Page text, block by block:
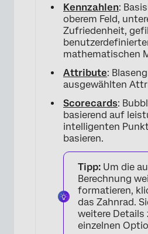
Kennzahlen:
oberem Feld,
Zufriedenheit,
mathematischen
Attribute:
ausgewählten
Scorecards:
basierend auf
intelligenten
basieren.
Tipp: Um die
Berechnung
formatieren,
das Zahnrad.
weitere Details
einzelnen